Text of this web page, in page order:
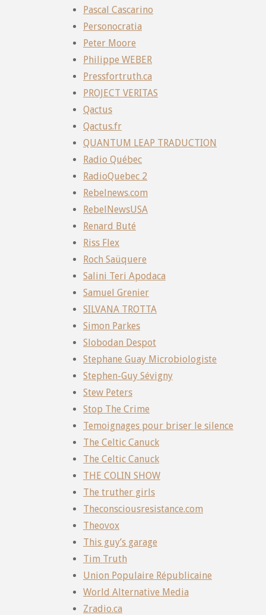
Pascal Cascarino
Personocratia
Peter Moore
Philippe WEBER
Pressfortruth.ca
PROJECT VERITAS
Qactus
Qactus.fr
QUANTUM LEAP TRADUCTION
Radio Québec
RadioQuebec 2
Rebelnews.com
RebelNewsUSA
Renard Buté
Riss Flex
Roch Saüquere
Salini Teri Apodaca
Samuel Grenier
SILVANA TROTTA
Simon Parkes
Slobodan Despot
Stephane Guay Microbiologiste
Stephen-Guy Sévigny
Stew Peters
Stop The Crime
Temoignages pour briser le silence
The Celtic Canuck
The Celtic Canuck
THE COLIN SHOW
The truther girls
Theconsciousresistance.com
Theovox
This guy’s garage
Tim Truth
Union Populaire Républicaine
World Alternative Media
Zradio.ca